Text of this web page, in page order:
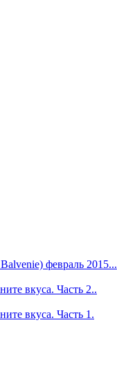
февраль 2015...
вкуса. Часть 2..
вкуса. Часть 1.